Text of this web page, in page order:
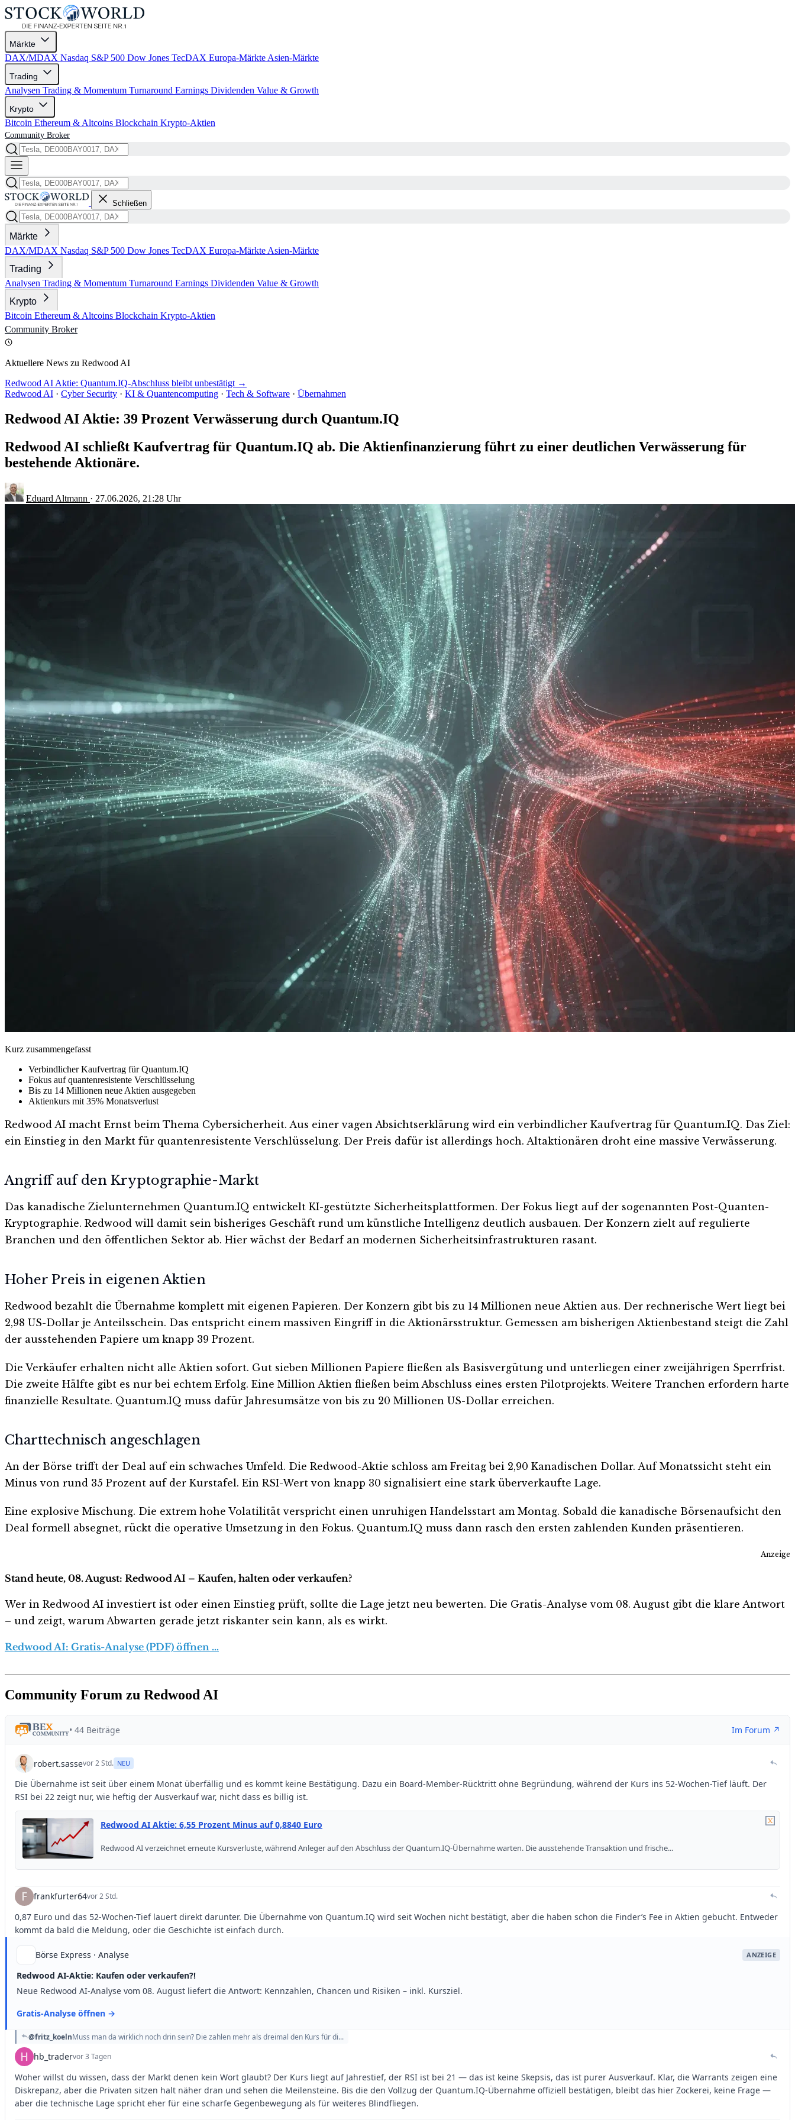
Märkte
DAX/MDAX Nasdaq S&P 500 Dow Jones TecDAX Europa-Märkte Asien-Märkte
Trading
Analysen Trading & Momentum Turnaround Earnings Dividenden Value & Growth
Krypto
Bitcoin Ethereum & Altcoins Blockchain Krypto-Aktien
Community Broker
Schließen
Märkte
DAX/MDAX Nasdaq S&P 500 Dow Jones TecDAX Europa-Märkte Asien-Märkte
Trading
Analysen Trading & Momentum Turnaround Earnings Dividenden Value & Growth
Krypto
Bitcoin Ethereum & Altcoins Blockchain Krypto-Aktien
Community Broker
Aktuellere News zu Redwood AI
Redwood AI Aktie: Quantum.IQ-Abschluss bleibt unbestätigt →
Redwood AI · Cyber Security · KI & Quantencomputing · Tech & Software · Übernahmen
Redwood AI Aktie: 39 Prozent Verwässerung durch Quantum.IQ
Redwood AI schließt Kaufvertrag für Quantum.IQ ab. Die Aktienfinanzierung führt zu einer deutlichen Verwässerung für
bestehende Aktionäre.
Eduard Altmann · 27.06.2026, 21:28 Uhr
Kurz zusammengefasst
Verbindlicher Kaufvertrag für Quantum.IQ
Fokus auf quantenresistente Verschlüsselung
Bis zu 14 Millionen neue Aktien ausgegeben
Aktienkurs mit 35% Monatsverlust
Redwood AI macht Ernst beim Thema Cybersicherheit. Aus einer vagen Absichtserklärung wird ein verbindlicher Kaufvertrag für Quantum.IQ. Das Ziel:
ein Einstieg in den Markt für quantenresistente Verschlüsselung. Der Preis dafür ist allerdings hoch. Altaktionären droht eine massive Verwässerung.
Angriff auf den Kryptographie-Markt
Das kanadische Zielunternehmen Quantum.IQ entwickelt KI-gestützte Sicherheitsplattformen. Der Fokus liegt auf der sogenannten Post-Quanten-
Kryptographie. Redwood will damit sein bisheriges Geschäft rund um künstliche Intelligenz deutlich ausbauen. Der Konzern zielt auf regulierte
Branchen und den öffentlichen Sektor ab. Hier wächst der Bedarf an modernen Sicherheitsinfrastrukturen rasant.
Hoher Preis in eigenen Aktien
Redwood bezahlt die Übernahme komplett mit eigenen Papieren. Der Konzern gibt bis zu 14 Millionen neue Aktien aus. Der rechnerische Wert liegt bei
2,98 US-Dollar je Anteilsschein. Das entspricht einem massiven Eingriff in die Aktionärsstruktur. Gemessen am bisherigen Aktienbestand steigt die Zahl
der ausstehenden Papiere um knapp 39 Prozent.
Die Verkäufer erhalten nicht alle Aktien sofort. Gut sieben Millionen Papiere fließen als Basisvergütung und unterliegen einer zweijährigen Sperrfrist.
Die zweite Hälfte gibt es nur bei echtem Erfolg. Eine Million Aktien fließen beim Abschluss eines ersten Pilotprojekts. Weitere Tranchen erfordern harte
finanzielle Resultate. Quantum.IQ muss dafür Jahresumsätze von bis zu 20 Millionen US-Dollar erreichen.
Charttechnisch angeschlagen
An der Börse trifft der Deal auf ein schwaches Umfeld. Die Redwood-Aktie schloss am Freitag bei 2,90 Kanadischen Dollar. Auf Monatssicht steht ein
Minus von rund 35 Prozent auf der Kurstafel. Ein RSI-Wert von knapp 30 signalisiert eine stark überverkaufte Lage.
Eine explosive Mischung. Die extrem hohe Volatilität verspricht einen unruhigen Handelsstart am Montag. Sobald die kanadische Börsenaufsicht den
Deal formell absegnet, rückt die operative Umsetzung in den Fokus. Quantum.IQ muss dann rasch den ersten zahlenden Kunden präsentieren.
Anzeige
Stand heute, 08. August: Redwood AI – Kaufen, halten oder verkaufen?
Wer in Redwood AI investiert ist oder einen Einstieg prüft, sollte die Lage jetzt neu bewerten. Die Gratis-Analyse vom 08. August gibt die klare Antwort
– und zeigt, warum Abwarten gerade jetzt riskanter sein kann, als es wirkt.
Redwood AI: Gratis-Analyse (PDF) öffnen …
Community Forum zu Redwood AI